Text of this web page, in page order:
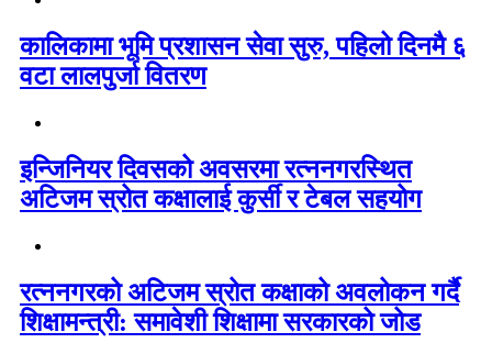
कालिकामा भूमि प्रशासन सेवा सुरु, पहिलो दिनमै ६
वटा लालपुर्जा वितरण
इन्जिनियर दिवसको अवसरमा रत्ननगरस्थित
अटिजम स्रोत कक्षालाई कुर्सी र टेबल सहयोग
रत्ननगरको अटिजम स्रोत कक्षाको अवलोकन गर्दै
शिक्षामन्त्री: समावेशी शिक्षामा सरकारको जोड